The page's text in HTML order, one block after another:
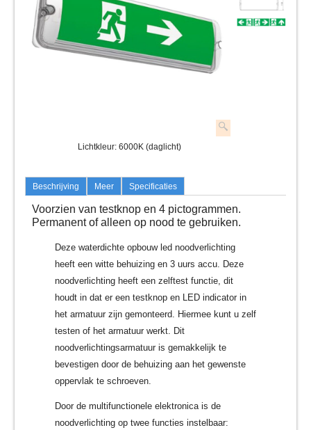
Lichtkleur: 6000K (daglicht)
Beschrijving Meer Specificaties
Voorzien van testknop en 4 pictogrammen.
Permanent of alleen op nood te gebruiken.
Deze waterdichte opbouw led noodverlichting
heeft een witte behuizing en 3 uurs accu. Deze
noodverlichting heeft een zelftest functie, dit
houdt in dat er een testknop en LED indicator in
het armatuur zijn gemonteerd. Hiermee kunt u zelf
testen of het armatuur werkt. Dit
noodverlichtingsarmatuur is gemakkelijk te
bevestigen door de behuizing aan het gewenste
oppervlak te schroeven.
Door de multifunctionele elektronica is de
noodverlichting op twee functies instelbaar: